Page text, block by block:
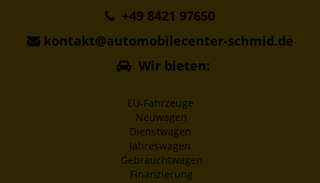
+49 8421 97650
kontakt@automobilecenter-schmid.de
Wir bieten:
EU-Fahrzeuge
Neuwagen
Dienstwagen
Jahreswagen
Gebrauchtwagen
Finanzierung